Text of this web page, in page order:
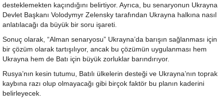
desteklemekten kaçındığını belirtiyor. Ayrıca, bu senaryonun Ukrayna
Devlet Başkanı Volodymyr Zelensky tarafından Ukrayna halkına nasıl
anlatılacağı da büyük bir soru işareti.
Sonuç olarak, “Alman senaryosu” Ukrayna’da barışın sağlanması için
bir çözüm olarak tartışılıyor, ancak bu çözümün uygulanması hem
Ukrayna hem de Batı için büyük zorluklar barındırıyor.
Rusya’nın kesin tutumu, Batılı ülkelerin desteği ve Ukrayna’nın toprak
kaybına razı olup olmayacağı gibi birçok faktör bu planın kaderini
belirleyecek.